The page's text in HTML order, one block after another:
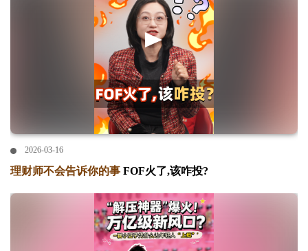
2026-03-16
理财师不会告诉你的事 FOF火了,该咋投?